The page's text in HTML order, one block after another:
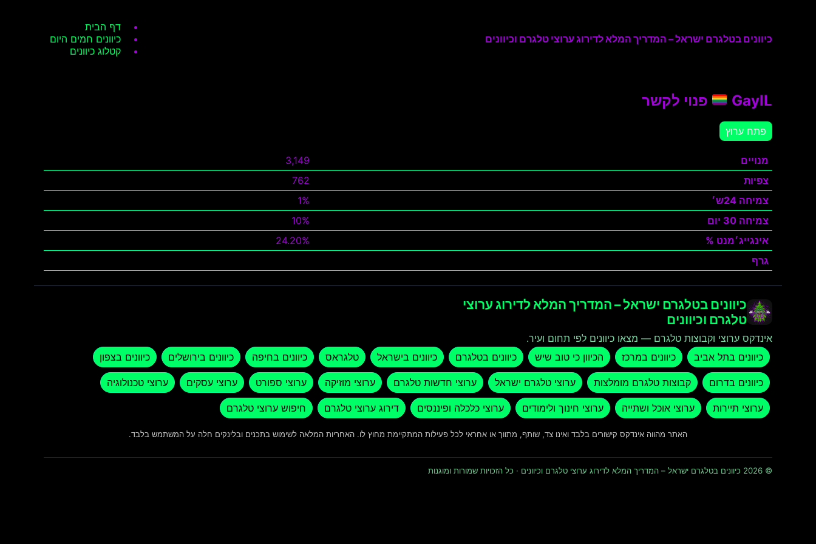
כיוונים בטלגרם ישראל – המדריך המלא לדירוג ערוצי טלגרם וכיוונים
דף הבית
כיוונים חמים היום
קטלוג כיוונים
GayIL פנוי לקשר
פתח ערוץ
מנויים
3,149
צפיות
762
צמיחה 24ש׳
1%
צמיחה 30 יום
10%
אינגייג׳מנט %
24.20%
גרף
כיוונים בטלגרם ישראל – המדריך המלא לדירוג ערוצי
טלגרם וכיוונים
אינדקס ערוצי וקבוצות טלגרם — מצאו כיוונים לפי תחום ועיר.
כיוונים בתל אביב
כיוונים במרכז הכיוון כי טוב שיש כיוונים בטלגרם כיוונים בישראל טלגראס כיוונים בחיפה כיוונים בירושלים כיוונים בצפון
כיוונים בדרום קבוצות טלגרם מומלצות ערוצי טלגרם ישראל ערוצי חדשות טלגרם ערוצי מוזיקה ערוצי ספורט ערוצי עסקים ערוצי טכנולוגיה
ערוצי תיירות ערוצי אוכל ושתייה ערוצי חינוך ולימודים ערוצי כלכלה ופיננסים דירוג ערוצי טלגרם חיפוש ערוצי טלגרם
האתר מהווה אינדקס קישורים בלבד ואינו צד, שותף, מתווך או אחראי לכל פעילות המתקיימת מחוץ לו. האחריות המלאה לשימוש בתכנים ובלינקים חלה על המשתמש בלבד.
© 2026 כיוונים בטלגרם ישראל – המדריך המלא לדירוג ערוצי טלגרם וכיוונים · כל הזכויות שמורות ומוגנות